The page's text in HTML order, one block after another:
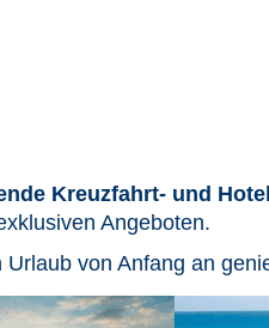
Kreuzfahrt- und
Angeboten.
Urlaub von Anfang an